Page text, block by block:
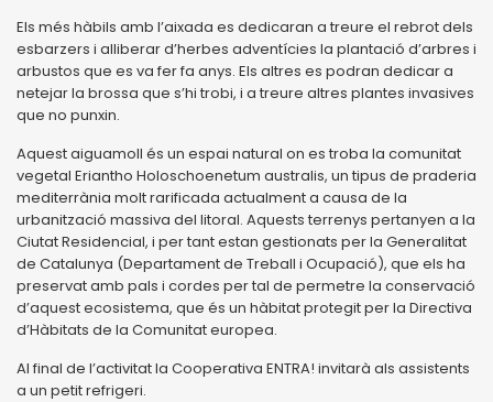
Els més hàbils amb l’aixada es dedicaran a treure el rebrot dels
esbarzers i alliberar d’herbes adventícies la plantació d’arbres i
arbustos que es va fer fa anys. Els altres es podran dedicar a
netejar la brossa que s’hi trobi, i a treure altres plantes invasives
que no punxin.
Aquest aiguamoll és un espai natural on es troba la comunitat
vegetal Eriantho Holoschoenetum australis, un tipus de praderia
mediterrània molt rarificada actualment a causa de la
urbanització massiva del litoral. Aquests terrenys pertanyen a la
Ciutat Residencial, i per tant estan gestionats per la Generalitat
de Catalunya (Departament de Treball i Ocupació), que els ha
preservat amb pals i cordes per tal de permetre la conservació
d’aquest ecosistema, que és un hàbitat protegit per la Directiva
d’Hàbitats de la Comunitat europea.
Al final de l’activitat la Cooperativa ENTRA! invitarà als assistents
a un petit refrigeri.